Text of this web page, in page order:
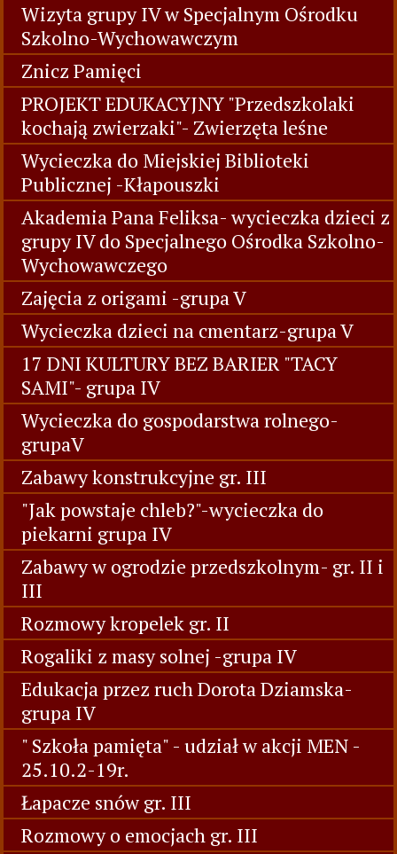
Wizyta grupy IV w Specjalnym Ośrodku
Szkolno-Wychowawczym
Znicz Pamięci
PROJEKT EDUKACYJNY "Przedszkolaki
kochają zwierzaki"- Zwierzęta leśne
Wycieczka do Miejskiej Biblioteki
Publicznej -Kłapouszki
Akademia Pana Feliksa- wycieczka dzieci z
grupy IV do Specjalnego Ośrodka Szkolno-
Wychowawczego
Zajęcia z origami -grupa V
Wycieczka dzieci na cmentarz-grupa V
17 DNI KULTURY BEZ BARIER "TACY
SAMI"- grupa IV
Wycieczka do gospodarstwa rolnego-
grupaV
Zabawy konstrukcyjne gr. III
"Jak powstaje chleb?"-wycieczka do
piekarni grupa IV
Zabawy w ogrodzie przedszkolnym- gr. II i
III
Rozmowy kropelek gr. II
Rogaliki z masy solnej -grupa IV
Edukacja przez ruch Dorota Dziamska-
grupa IV
" Szkoła pamięta" - udział w akcji MEN -
25.10.2-19r.
Łapacze snów gr. III
Rozmowy o emocjach gr. III